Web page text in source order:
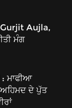
Gurjit Aujla,
ਮੰਗ
ਮਾਫੀਆ
ਦੇ ਪੁੱਤ